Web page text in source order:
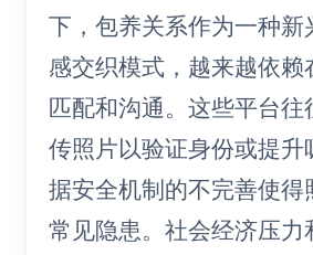
下，包养关系作为一种新
感交织模式，越来越依赖
匹配和沟通。这些平台往
传照片以验证身份或提升
据安全机制的不完善使得
常见隐患。社会经济压力